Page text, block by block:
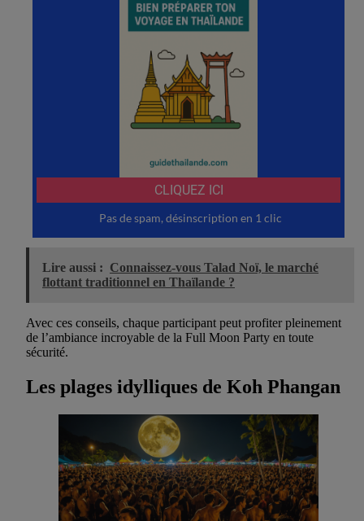
Lire aussi : Connaissez-vous Talad Noï, le marché
flottant traditionnel en Thaïlande ?
Avec ces conseils, chaque participant peut profiter pleinement
de l’ambiance incroyable de la Full Moon Party en toute
sécurité.
Les plages idylliques de Koh Phangan